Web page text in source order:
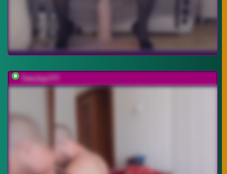
TotoJojo777